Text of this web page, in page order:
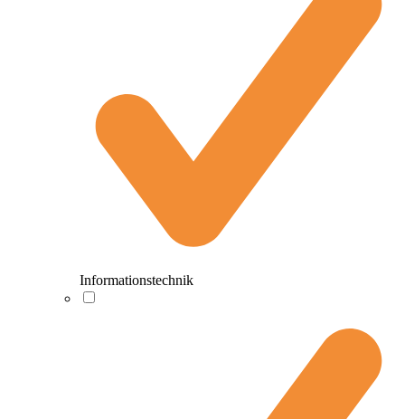
Informationstechnik